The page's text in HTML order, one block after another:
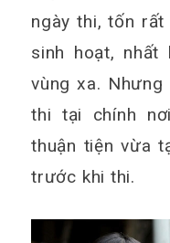
ngày thi, tốn
sinh hoạt, nhất
vùng xa.
thi tại chính
thuận tiện vừa
trước khi thi.